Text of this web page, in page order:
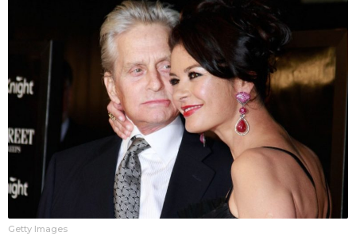
Getty Images